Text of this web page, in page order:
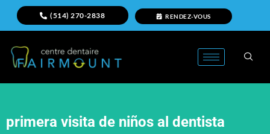
(514) 270-2838 RENDEZ-VOUS
primera visita de niños al dentista